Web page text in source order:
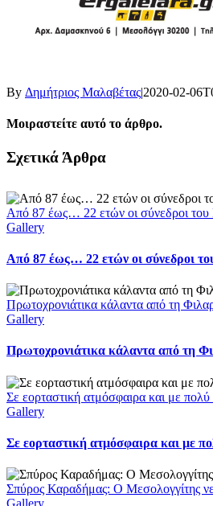
By Δημήτριος Μαλαβέτας|2020-02-
Μοιραστείτε αυτό το άρθρο.
Facebook
X
LinkedIn
WhatsApp
Email
Σχετικά Άρθρα
Από 87 έως… 22 ετών οι σύνεδροι
Gallery
Από 87 έως… 22 ετών οι σύνεδροι
Πρωτοχρονιάτικα κάλαντα από τη
Gallery
Πρωτοχρονιάτικα κάλαντα από τη
Σε εορταστική ατμόσφαιρα και με
Gallery
Σε εορταστική ατμόσφαιρα και με
Σπύρος Καραδήμας: Ο Μεσολογγίτης